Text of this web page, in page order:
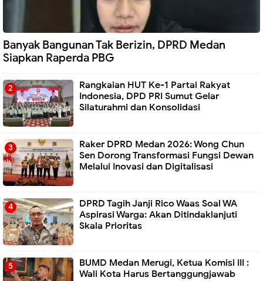
Banyak Bangunan Tak Berizin, DPRD Medan
Siapkan Raperda PBG
Rangkaian HUT Ke-1 Partai Rakyat
Indonesia, DPD PRI Sumut Gelar
Silaturahmi dan Konsolidasi
Raker DPRD Medan 2026: Wong Chun
Sen Dorong Transformasi Fungsi Dewan
Melalui Inovasi dan Digitalisasi
DPRD Tagih Janji Rico Waas Soal WA
Aspirasi Warga: Akan Ditindaklanjuti
Skala Prioritas
BUMD Medan Merugi, Ketua Komisi III :
Wali Kota Harus Bertanggungjawab